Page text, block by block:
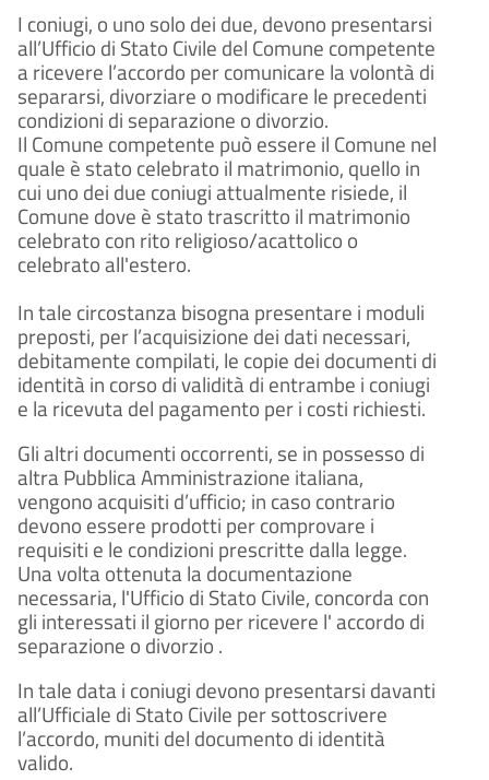
I coniugi, o uno solo dei due, devono presentarsi
all’Ufficio di Stato Civile del Comune competente
a ricevere l’accordo per comunicare la volontà di
separarsi, divorziare o modificare le precedenti
condizioni di separazione o divorzio.
Il Comune competente può essere il Comune nel
quale è stato celebrato il matrimonio, quello in
cui uno dei due coniugi attualmente risiede, il
Comune dove è stato trascritto il matrimonio
celebrato con rito religioso/acattolico o
celebrato all'estero.
In tale circostanza bisogna presentare i moduli
preposti, per l’acquisizione dei dati necessari,
debitamente compilati, le copie dei documenti di
identità in corso di validità di entrambe i coniugi
e la ricevuta del pagamento per i costi richiesti.
Gli altri documenti occorrenti, se in possesso di
altra Pubblica Amministrazione italiana,
vengono acquisiti d’ufficio; in caso contrario
devono essere prodotti per comprovare i
requisiti e le condizioni prescritte dalla legge.
Una volta ottenuta la documentazione
necessaria, l'Ufficio di Stato Civile, concorda con
gli interessati il giorno per ricevere l' accordo di
separazione o divorzio .
In tale data i coniugi devono presentarsi davanti
all’Ufficiale di Stato Civile per sottoscrivere
l’accordo, muniti del documento di identità
valido.